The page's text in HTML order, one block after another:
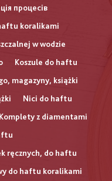
процесів
koralikami
w wodzie
Koszule do haftu
magazyny, książki
Nici do haftu
Komplety z diamentami
ręcznych, do haftu
do haftu koralikami